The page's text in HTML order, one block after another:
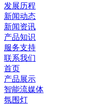
发展历程
新闻动态
新闻资讯
产品知识
服务支持
联系我们
首页
产品展示
智能流媒体
氛围灯